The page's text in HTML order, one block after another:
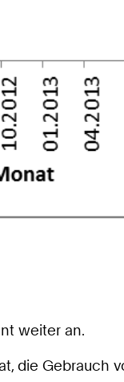
weiter an.
die